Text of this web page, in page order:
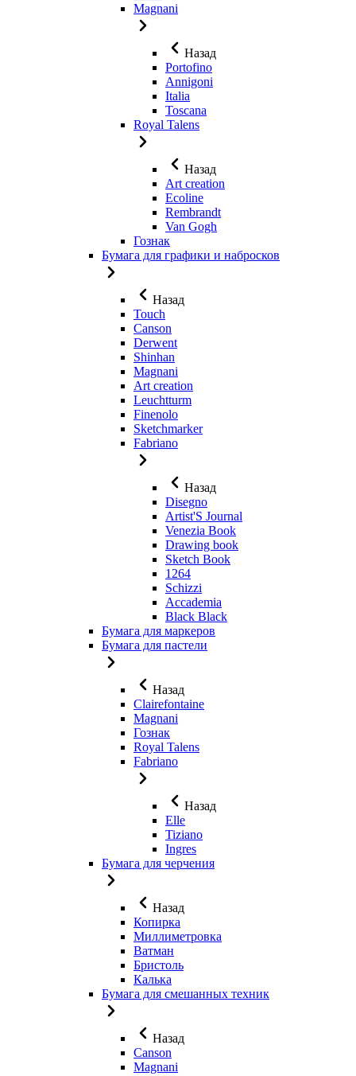
Magnani
Назад
Portofino
Annigoni
Italia
Toscana
Royal Talens
Назад
Art creation
Ecoline
Rembrandt
Van Gogh
Гознак
Бумага для графики и набросков
Назад
Touch
Canson
Derwent
Shinhan
Magnani
Art creation
Leuchtturm
Finenolo
Sketchmarker
Fabriano
Назад
Disegno
Artist'S Journal
Venezia Book
Drawing book
Sketch Book
1264
Schizzi
Accademia
Black Black
Бумага для маркеров
Бумага для пастели
Назад
Clairefontaine
Magnani
Гознак
Royal Talens
Fabriano
Назад
Elle
Tiziano
Ingres
Бумага для черчения
Назад
Копирка
Миллиметровка
Ватман
Бристоль
Калька
Бумага для смешанных техник
Назад
Canson
Magnani